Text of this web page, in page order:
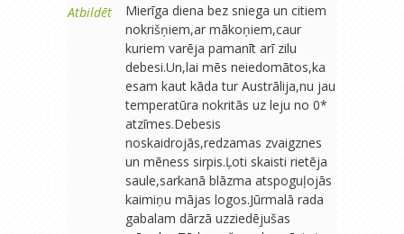
Atbildēt
Mierīga diena bez sniega un citiem
nokrišņiem,ar mākoņiem,caur
kuriem varēja pamanīt arī zilu
debesi.Un,lai mēs neiedomātos,ka
esam kaut kāda tur Austrālija,nu jau
temperatūra nokritās uz leju no 0*
atzīmes.Debesis
noskaidrojās,redzamas zvaigznes
un mēness sirpis.Ļoti skaisti rietēja
saule,sarkanā blāzma atspoguļojās
kaimiņu mājas logos.Jūrmalā rada
gabalam dārzā uzziedējušas